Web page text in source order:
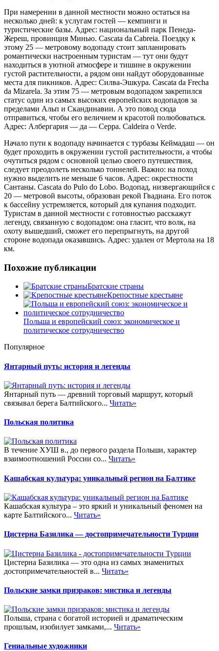
При намерении в данной местности можно остаться на
несколько дней: к услугам гостей — кемпинги и
туристические базы. Адрес: национальный парк Пенеда-
Жереш, провинция Минью. Cascata da Cabreia. Поездку к
этому 25 — метровому водопаду стоит запланировать
романтически настроенным туристам — тут они будут
находиться в уютной атмосфере и тишине в окружении
густой растительности, а рядом они найдут оборудованные
места для пикников. Адрес: Силва-Эшкура. Cascata da Frecha
da Mizarela. За этим 75 — метровым водопадом закрепился
статус один из самых высоких европейских водопадов за
пределами Альп и Скандинавии. А это повод сюда
отправиться, чтобы его величием и красотой полюбоваться.
Адрес: Албергария — да — Серра. Caldeira o Verde.
Начало пути к водопаду начинается с турбазы Кеймадаш — он
будет проходить в окружении густой растительности, а чтобы
очутиться рядом с основной целью своего путешествия,
следует преодолеть несколько тоннелей. Важно: на поход
нужно выделить не меньше 6 часов. Адрес: окрестности
Сантаны. Cascata do Pulo do Lobo. Водопад, низвергающийся с
20 — метровой высоты, образован рекой Гвадиана. Его поток
к бассейну устремляется, который для купания подходит.
Туристам в данной местности с готовностью расскажут
легенду, связанную с водопадом: она гласит, что волк, на
охоту вышедший, сможет его перепрыгнуть, на другой
стороне водопада оказавшись. Адрес: удален от Мертола на 18
км.
Похожие публикации
Братские страны
Крепостные крестьяне
Польша и европейский союз: экономическое и
политическое сотрудничество
Популярное
Янтарный путь: история и легенды
Янтарный путь — древний торговый маршрут, который
связывал берега Балтийского... Читать»
Польская политика
В течение ХУШ в., до первого раздела Польши, характер
взаимоотношений России со... Читать»
Кашабская культура: уникальный регион на Балтике
Кашабская культура – это яркий и уникальный феномен на
карте Балтийского... Читать»
Цистерна Базилика — достопримечательности Турции
Цистерна Базилика — это одна из самых знаменитых
достопримечательностей в... Читать»
Польские замки призраков: мистика и легенды
Польша, страна с богатой историей и драматическим
прошлым, изобилует замками,... Читать»
Гениальные художники